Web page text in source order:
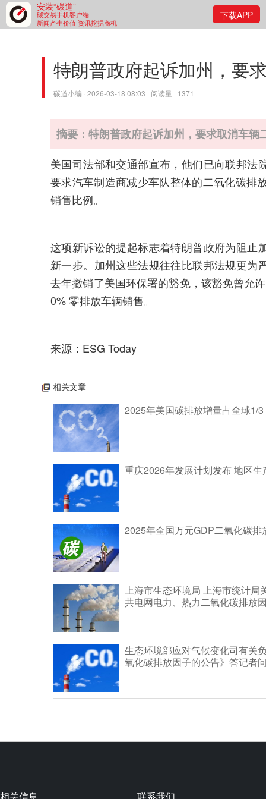
安装“碳道”
碳交易手机客户端
新闻产生价值 资讯挖掘商机
下载APP
特朗普政府起诉加州，要
碳道小编 · 2026-03-18 08:03 · 阅读量 · 1371
摘要：特朗普政府起诉加州，要求取消车辆
美国司法部和交通部宣布，他们已向联邦法
要求汽车制造商减少车队整体的二氧化碳排
销售比例。
这项新诉讼的提起标志着特朗普政府为阻止
新一步。加州这些法规往往比联邦法规更为
去年撤销了美国环保署的豁免，该豁免曾允
0% 零排放车辆销售。
来源：ESG Today
相关文章
2025年美国碳排放增量占全球1/3
重庆2026年发展计划发布 地区
2025年全国万元GDP二氧化碳排
上海市生态环境局 上海市统计局
共电网电力、热力二氧化碳排放
生态环境部应对气候变化司有关
氧化碳排放因子的公告》答记者